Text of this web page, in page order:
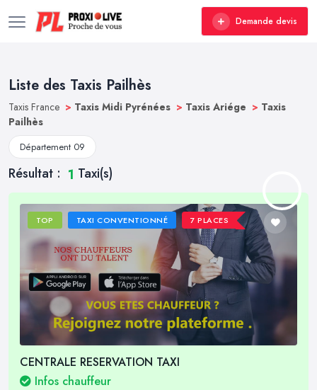
Demande devis
Liste des Taxis Pailhès
Taxis France > Taxis Midi Pyrénées > Taxis Ariége > Taxis
Pailhès
Département 09
Résultat : 1 Taxi(s)
TOP TAXI CONVENTIONNÉ 7 PLACES
CENTRALE RESERVATION TAXI
Infos chauffeur